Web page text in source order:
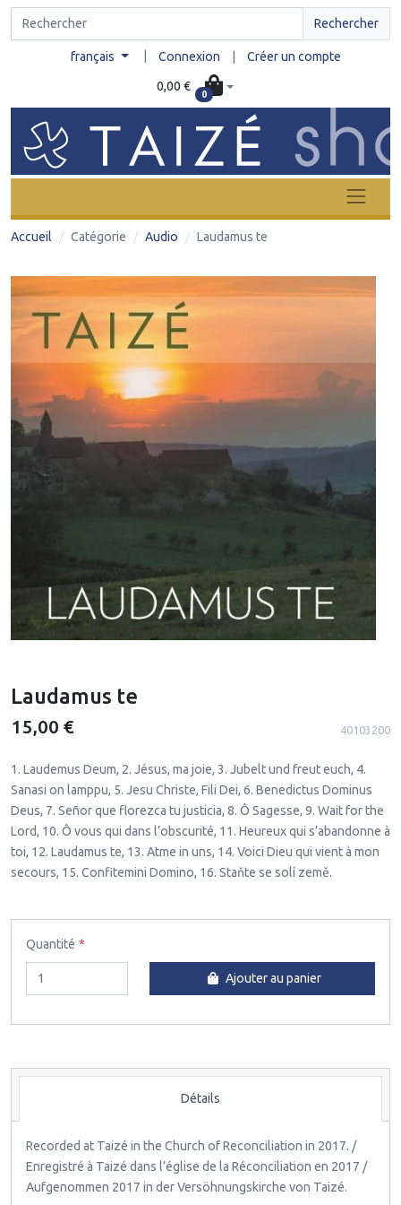
Rechercher
français Connexion Créer un compte
0,00 €
0
Accueil Catégorie Audio Laudamus te
Laudamus te
15,00 € 40103200
1. Laudemus Deum, 2. Jésus, ma joie, 3. Jubelt und freut euch, 4.
Sanasi on lamppu, 5. Jesu Christe, Fili Dei, 6. Benedictus Dominus
Deus, 7. Señor que florezca tu justicia, 8. Ô Sagesse, 9. Wait for the
Lord, 10. Ô vous qui dans l’obscurité, 11. Heureux qui s’abandonne à
toi, 12. Laudamus te, 13. Atme in uns, 14. Voici Dieu qui vient à mon
secours, 15. Confitemini Domino, 16. Staňte se solí země.
Quantité
Ajouter au panier
Détails
Recorded at Taizé in the Church of Reconciliation in 2017. /
Enregistré à Taizé dans l’église de la Réconciliation en 2017 /
Aufgenommen 2017 in der Versöhnungskirche von Taizé.